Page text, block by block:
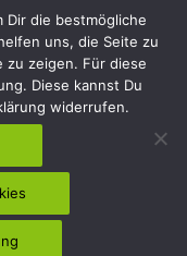
Schmölln
Theme
Dir die bestmögliche
uns, die Seite zu
zu zeigen. Für diese
Diese kannst Du
widerrufen.